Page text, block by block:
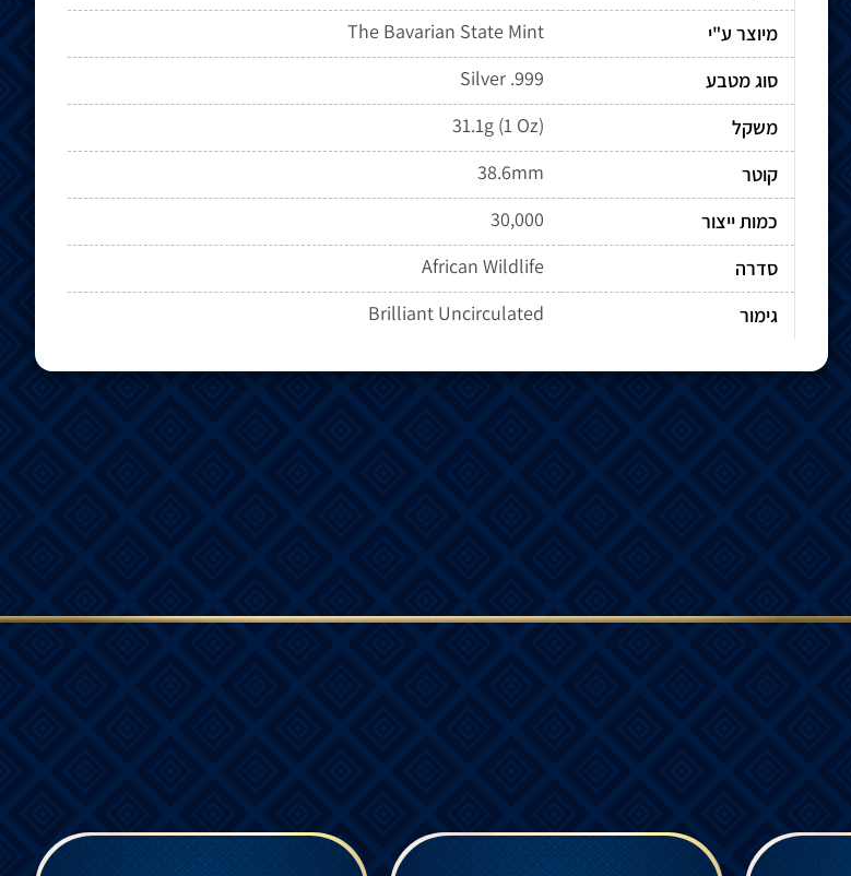
מיוצר ע"י
The Bavarian State Mint
סוג מטבע
Silver .999
משקל
31.1g (1 Oz)
קוטר
38.6mm
כמות ייצור
30,000
סדרה
African Wildlife
גימור
Brilliant Uncirculated